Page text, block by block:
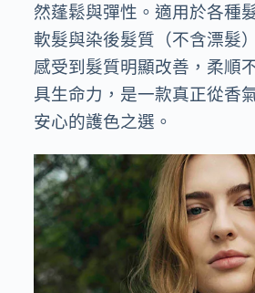
然蓬鬆與彈性。適用於各種
軟髮與染後髮質（不含漂髮
感受到髮質明顯改善，柔順
具生命力，是一款真正從香
安心的護色之選。